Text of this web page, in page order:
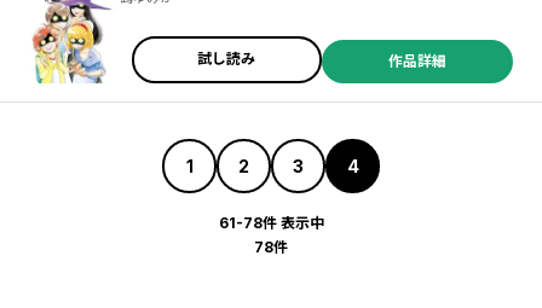
試し読み 作品詳細
1 2 3 4
61-78件 表示中
78件